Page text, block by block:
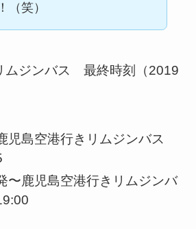
（笑）
ムジンバス 最終時刻（2019
児島空港行きリムジンバス
〜鹿児島空港行きリムジンバ